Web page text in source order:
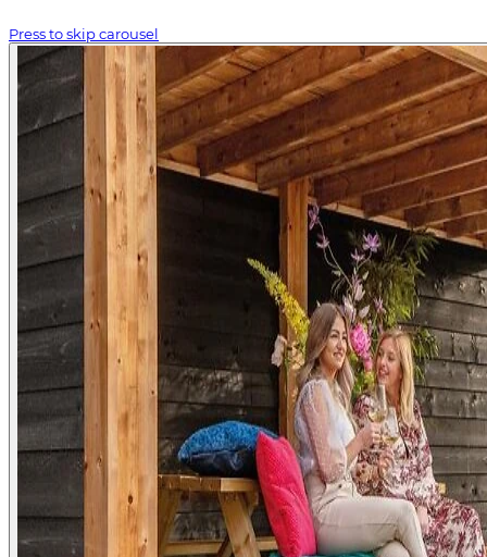
Press to skip carousel